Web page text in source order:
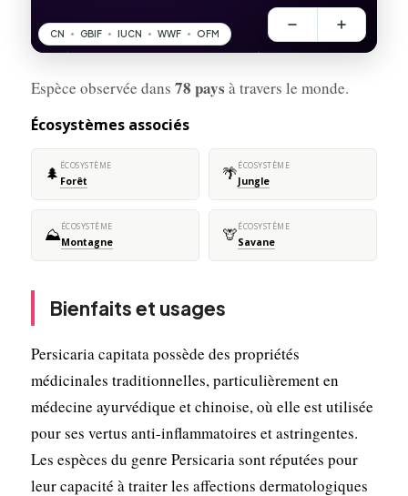
Espèce observée dans 78 pays à travers le monde.
Écosystèmes associés
🌲 ÉCOSYSTÈME
Forêt 🌴ÉCOSYSTÈME
Jungle
⛰️ÉCOSYSTÈME
Montagne 🦒ÉCOSYSTÈME
Savane
Bienfaits et usages
Persicaria capitata possède des propriétés
médicinales traditionnelles, particulièrement en
médecine ayurvédique et chinoise, où elle est utilisée
pour ses vertus anti-inflammatoires et astringentes.
Les espèces du genre Persicaria sont réputées pour
leur capacité à traiter les affections dermatologiques